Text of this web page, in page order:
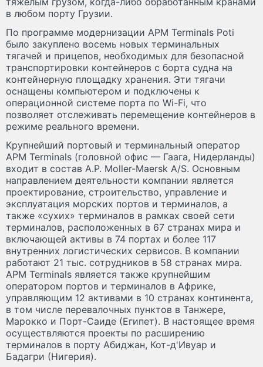
в любом порту Грузии.
По программе модернизации APM Terminals Poti
было закуплено восемь новых терминальных
тягачей и прицепов, необходимых для безопасной
транспортировки контейнеров с борта судна на
контейнерную площадку хранения. Эти тягачи
оснащены компьютером и подключены к
операционной системе порта по Wi-Fi, что
позволяет отслеживать перемещение контейнеров в
режиме реального времени.
Крупнейший портовый и терминальный оператор
APM Terminals (головной офис — Гаага, Нидерланды)
входит в состав A.P. Moller-Maersk A/S. Основным
направлением деятельности компании является
проектирование, строительство, управление и
эксплуатация морских портов и терминалов, а
также «сухих» терминалов в рамках своей сети
терминалов, расположенных в 67 странах мира и
включающей активы в 74 портах и более 117
внутренних логистических сервисов. В компании
работают 21 тыс. сотрудников в 58 странах мира.
APM Terminals является также крупнейшим
оператором портов и терминалов в Африке,
управляющим 12 активами в 10 странах континента,
в том числе перевалочных пунктов в Танжере,
Марокко и Порт-Саиде (Египет). В настоящее время
осуществляются проекты по расширению
терминалов в порту Абиджан, Кот-д'Ивуар и
Бадагри (Нигерия).